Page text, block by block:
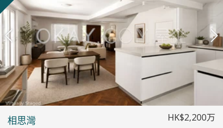
相思灣 HK$2,200万